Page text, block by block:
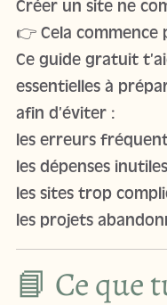
Créer un site ne
👉 Cela commence
Ce guide gratuit
essentielles à
afin d’éviter :
les erreurs
les dépenses inutiles
les sites trop
les projets
📘 Ce que